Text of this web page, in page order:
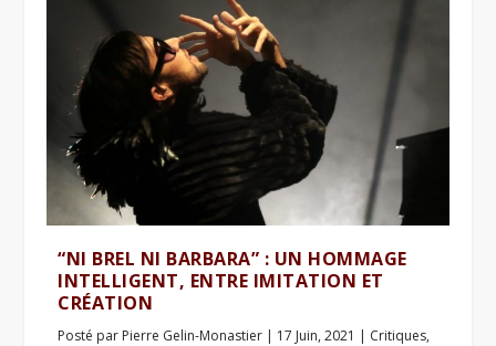
“NI BREL NI BARBARA” : UN HOMMAGE
INTELLIGENT, ENTRE IMITATION ET
CRÉATION
Posté par Pierre Gelin-Monastier | 17 Juin, 2021 | Critiques,